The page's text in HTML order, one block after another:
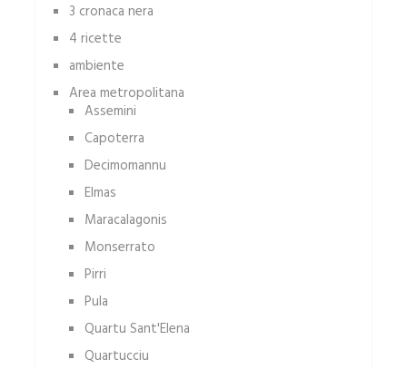
3 cronaca nera
4 ricette
ambiente
Area metropolitana
Assemini
Capoterra
Decimomannu
Elmas
Maracalagonis
Monserrato
Pirri
Pula
Quartu Sant'Elena
Quartucciu